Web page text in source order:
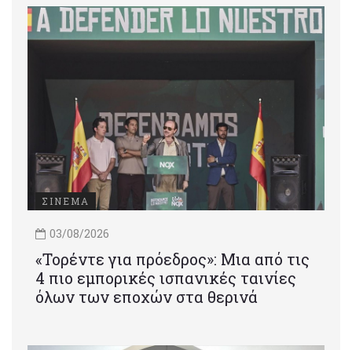
ΣΙΝΕΜΑ
03/08/2026
«Τορέντε για πρόεδρος»: Mια από τις
4 πιο εμπορικές ισπανικές ταινίες
όλων των εποχών στα θερινά